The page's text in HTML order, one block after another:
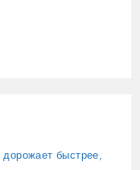
быстрее,